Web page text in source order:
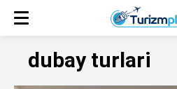
dubay turlari